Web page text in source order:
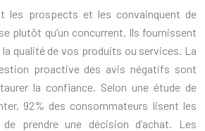
les prospects et les convainquent de
plutôt qu’un concurrent. Ils fournissent
la qualité de vos produits ou services. La
proactive des avis négatifs sont
la confiance. Selon une étude de
92% des consommateurs lisent les
prendre une décision d’achat. Les